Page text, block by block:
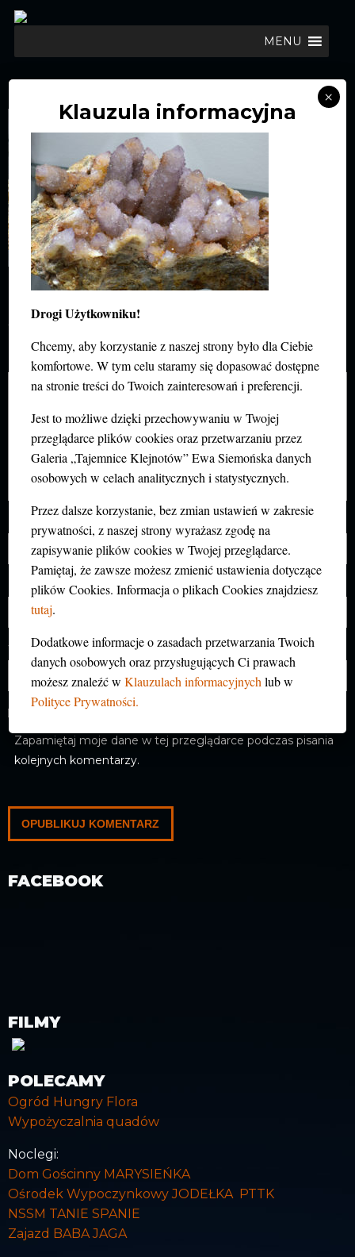
MENU
DSC_0333
DODAJ KOMENTARZ
Twój adres e-mail nie zostanie opublikowany.
Wymagane pola są oznaczone
Komentarz*
E-mail*
Witryna internetowa
Zapamiętaj moje dane w tej przeglądarce podczas pisania
kolejnych komentarzy.
FACEBOOK
FILMY
POLECAMY
Ogród Hungry Flora
Wypożyczalnia quadów
Noclegi:
Dom Gościnny MARYSIEŃKA
Ośrodek Wypoczynkowy JODEŁKA PTTK
NSSM TANIE SPANIE
Zajazd BABA JAGA
Klauzula informacyjna
Drogi Użytkowniku!
Chcemy, aby korzystanie z naszej strony było dla Ciebie
komfortowe. W tym celu staramy się dopasować dostępne
na stronie treści do Twoich zainteresowań i preferencji.
Jest to możliwe dzięki przechowywaniu w Twojej
przeglądarce plików cookies oraz przetwarzaniu przez
Galeria „Tajemnice Klejnotów” Ewa Siemońska danych
osobowych w celach analitycznych i statystycznych.
Przez dalsze korzystanie, bez zmian ustawień w zakresie
prywatności, z naszej strony wyrażasz zgodę na
zapisywanie plików cookies w Twojej przeglądarce.
Pamiętaj, że zawsze możesz zmienić ustawienia dotyczące
plików Cookies. Informacja o plikach Cookies znajdziesz
tutaj.
Dodatkowe informacje o zasadach przetwarzania Twoich
danych osobowych oraz przysługujących Ci prawach
możesz znaleźć wKlauzulach informacyjnych lub w
Polityce Prywatności.
×